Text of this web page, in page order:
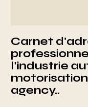
Carnet
l'industrie
agency..